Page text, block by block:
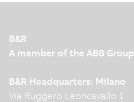
B&R
A member of the ABB Group
B&R Headquarters: Milano
Via Ruggero Leoncavallo 1